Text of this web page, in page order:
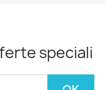
speciali